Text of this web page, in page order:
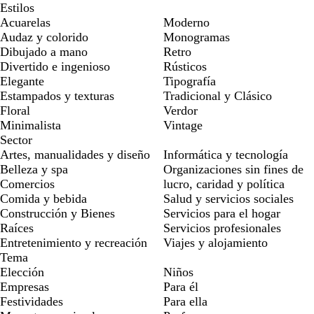
Estilos
Acuarelas
Audaz y colorido
Dibujado a mano
Divertido e ingenioso
Elegante
Estampados y texturas
Floral
Minimalista
Moderno
Monogramas
Retro
Rústicos
Tipografía
Tradicional y Clásico
Verdor
Vintage
Sector
Artes, manualidades y diseño
Belleza y spa
Comercios
Comida y bebida
Construcción y Bienes
Raíces
Entretenimiento y recreación
Informática y tecnología
Organizaciones sin fines de
lucro, caridad y política
Salud y servicios sociales
Servicios para el hogar
Servicios profesionales
Viajes y alojamiento
Tema
Elección
Empresas
Festividades
Niños
Para él
Para ella